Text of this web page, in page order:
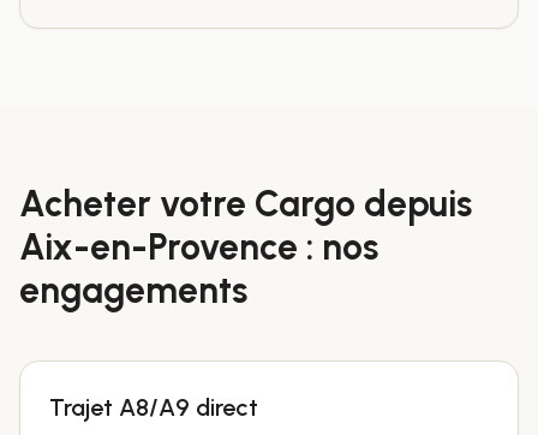
Acheter votre Cargo depuis
Aix-en-Provence : nos
engagements
Trajet A8/A9 direct